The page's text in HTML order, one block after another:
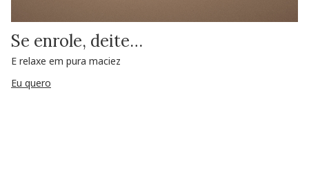
Se enrole, deite…
E relaxe em pura maciez
Eu quero